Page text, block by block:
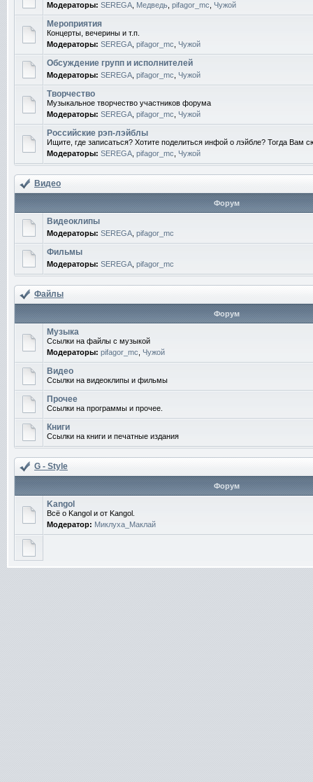
Модераторы: SEREGA Медведь pifagor_mc Чужой
Мероприятия
Концерты, вечерины и т.п.
Модераторы: SEREGA pifagor_mc Чужой
Обсуждение групп и исполнителей
Модераторы: SEREGA pifagor_mc Чужой
Творчество
Музыкальное творчество участников форума
Модераторы: SEREGA pifagor_mc Чужой
Российские рэп-лэйблы
Ищите, где записаться? Хотите поделиться инфой о лэйбле? Тогда Вам
Модераторы: SEREGA pifagor_mc Чужой
Видео
Форум
Видеоклипы
Модераторы: SEREGA pifagor_mc
Фильмы
Модераторы: SEREGA pifagor_mc
Файлы
Форум
Музыка
Ссылки на файлы с музыкой
Модераторы: pifagor_mc Чужой
Видео
Ссылки на видеоклипы и фильмы
Прочее
Ссылки на программы и прочее.
Книги
Ссылки на книги и печатные издания
G - Style
Форум
Kangol
Всё о Kangol и от Kangol.
Модератор: Миклуха_Маклай